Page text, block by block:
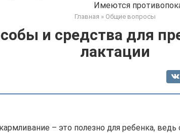
Имеются
Главная » Общие вопросы
и средства для
лактации
– это полезно для ребенка,